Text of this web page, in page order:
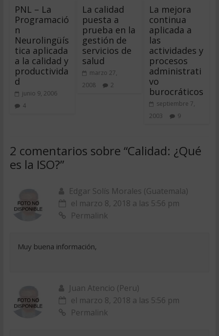
PNL – La
Programació
n
Neurolingüís
tica aplicada
a la calidad y
productivida
d
junio 9, 2006
4
La calidad
puesta a
prueba en la
gestión de
servicios de
salud
marzo 27,
2008
2
La mejora
continua
aplicada a
las
actividades y
procesos
administrati
vo 
burocráticos
septiembre 7,
2003
9
2 comentarios sobre “Calidad: ¿Qué
es la ISO?”
Edgar Solís Morales (Guatemala)
el marzo 8, 2018 a las 5:56 pm
Permalink
Muy buena información,
Juan Atencio (Peru)
el marzo 8, 2018 a las 5:56 pm
Permalink